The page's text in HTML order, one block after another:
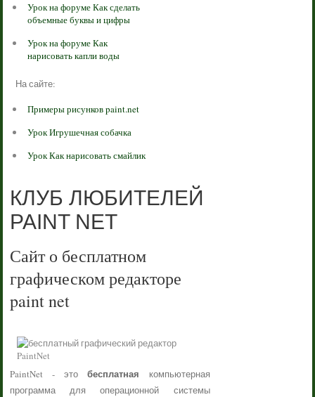
Урок на форуме Как сделать
объемные буквы и цифры
Урок на форуме Как
нарисовать капли воды
На сайте:
Примеры рисунков paint.net
Урок Игрушечная собачка
Урок Как нарисовать смайлик
КЛУБ ЛЮБИТЕЛЕЙ
PAINT NET
Сайт о бесплатном
графическом редакторе
paint net
PaintNet - этобесплатная компьютерная
программа для операционной системы